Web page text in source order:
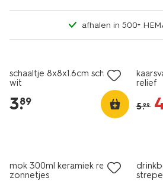
afhalen in 500+
schaaltje 8x8x1.6cm schelp
wit
3.
89
relief
5.99 4
mok 300ml keramiek reliëf
zonnetjes